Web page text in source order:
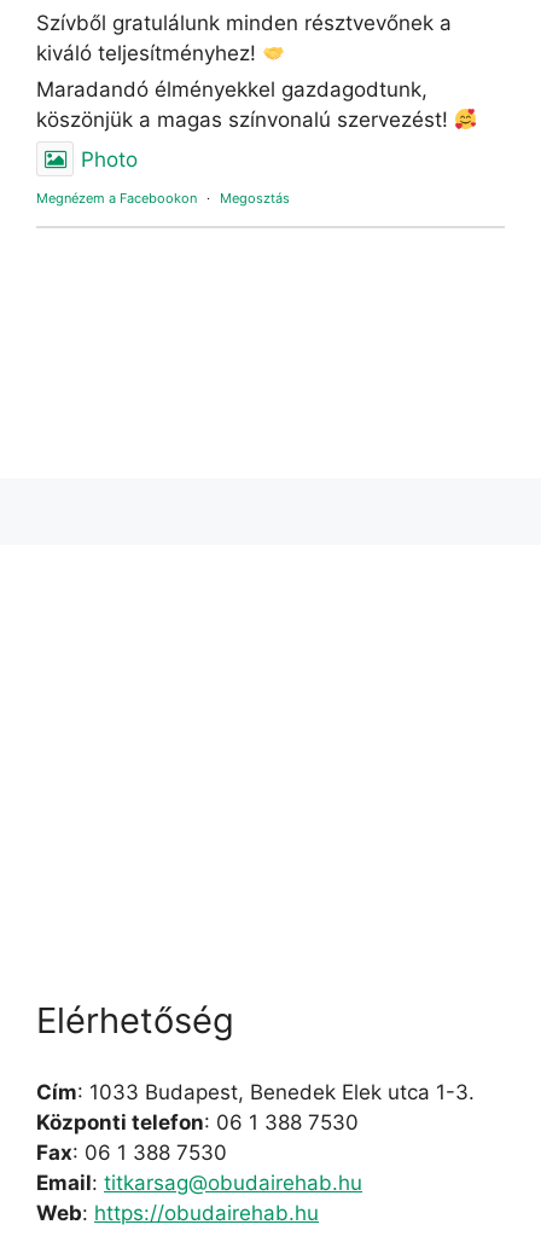
Szívből gratulálunk minden résztvevőnek a
kiváló teljesítményhez!
Maradandó élményekkel gazdagodtunk,
köszönjük a magas színvonalú szervezést!
Photo
Megnézem a Facebookon · Megosztás
Elérhetőség
Cím: 1033 Budapest, Benedek Elek utca 1-3.
Központi telefon: 06 1 388 7530
Fax: 06 1 388 7530
Email: titkarsag@obudairehab.hu
Web: https://obudairehab.hu